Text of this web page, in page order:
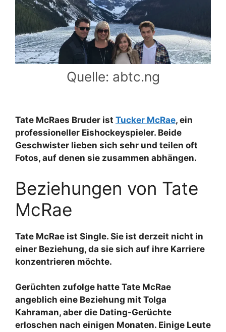
Quelle: abtc.ng
Tate McRaes Bruder ist Tucker McRae, ein
professioneller Eishockeyspieler. Beide
Geschwister lieben sich sehr und teilen oft
Fotos, auf denen sie zusammen abhängen.
Beziehungen von Tate
McRae
Tate McRae ist Single. Sie ist derzeit nicht in
einer Beziehung, da sie sich auf ihre Karriere
konzentrieren möchte.
Gerüchten zufolge hatte Tate McRae
angeblich eine Beziehung mit Tolga
Kahraman, aber die Dating-Gerüchte
erloschen nach einigen Monaten. Einige Leute